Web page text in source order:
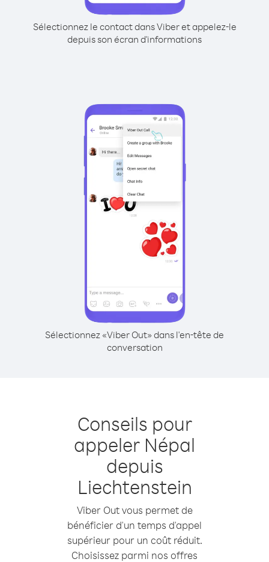
Sélectionnez le contact dans Viber et appelez-le
depuis son écran d'informations
Sélectionnez «Viber Out» dans l'en-tête de
conversation
Conseils pour
appeler Népal
depuis
Liechtenstein
Viber Out vous permet de
bénéficier d'un temps d'appel
supérieur pour un coût réduit.
Choisissez parmi nos offres